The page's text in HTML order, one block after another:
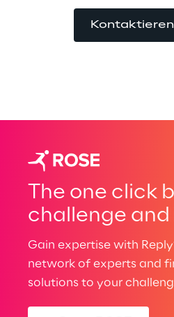
Kontaktieren
The one click
challenge
Gain expertise with
network of experts and
solutions to your